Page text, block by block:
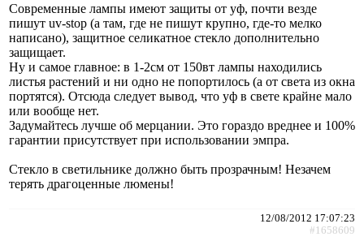
Современные лампы имеют защиты от уф, почти везде
пишут uv-stop (а там, где не пишут крупно, где-то мелко
написано), защитное селикатное стекло дополнительно
защищает.
Ну и самое главное: в 1-2см от 150вт лампы находились
листья растений и ни одно не попортилось (а от света из окна
портятся). Отсюда следует вывод, что уф в свете крайне мало
или вообще нет.
Задумайтесь лучше об мерцании. Это гораздо вреднее и 100%
гарантии присутствует при использовании эмпра.
Стекло в светильнике должно быть прозрачным! Незачем
терять драгоценные люмены!
12/08/2012 17:07:23
#1658609